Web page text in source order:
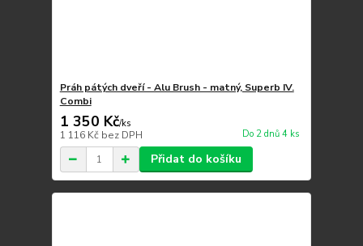
Práh pátých dveří - Alu Brush - matný, Superb IV.
Combi
1 350 Kč/ks
1 116 Kč bez DPH Do 2 dnů 4 ks
Přidat do košíku